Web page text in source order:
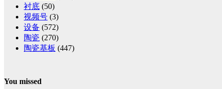
衬底 (50)
视频号 (3)
设备 (572)
陶瓷 (270)
陶瓷基板 (447)
You missed